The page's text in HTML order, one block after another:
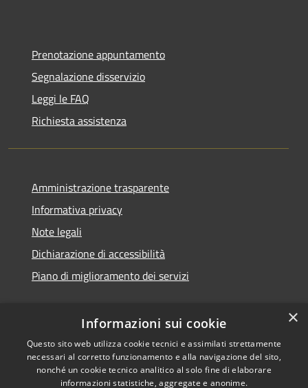
Prenotazione appuntamento
Segnalazione disservizio
Leggi le FAQ
Richiesta assistenza
Amministrazione trasparente
Informativa privacy
Note legali
Dichiarazione di accessibilità
Piano di miglioramento dei servizi
RSS
Accessibilità
Privacy
Copyright © 2026 • Comune di
Treviglio • Powered by
Municipium•Accesso
×
Informazioni sui cookie
Questo sito web utilizza cookie tecnici e assimilati strettamente
necessari al corretto funzionamento e alla navigazione del sito,
nonché un cookie tecnico analitico al solo fine di elaborare
informazioni statistiche, aggregate e anonime.